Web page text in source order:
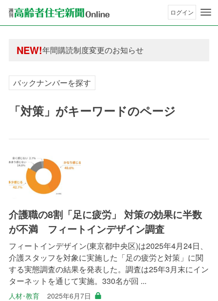
ログイン
NEW!
年間購読制度変更のお知らせ
年間購読制度変更のお知らせ
バックナンバーを探す
「対策」がキーワードのページ
介護職の8割「足に疲労」 対策の効果に半数
が不満 フィートインデザイン調査
フィートインデザイン(東京都中央区)は2025年4月24日、
介護スタッフを対象に実施した「足の疲労と対策」に関
する実態調査の結果を発表した。調査は25年3月末にイン
ターネットを通じて実施。330名が回 ...
人材･教育 2025年6月7日